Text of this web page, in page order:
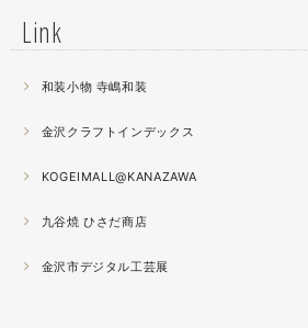
薄く作らねば。。。パキッとやって
秋の催事シーズンに向けてまた木地
2021.04
いの桜が満開になりました。
Link
和装小物 寺嶋和装
金沢クラフトインデックス
KOGEIMALL@KANAZAWA
九谷焼 ひさだ商店
金沢市デジタル工芸展